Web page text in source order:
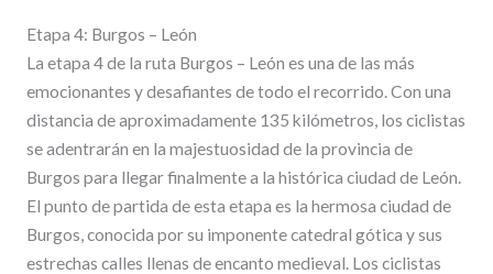
Etapa 4: Burgos – León
La etapa 4 de la ruta Burgos – León es una de las más
emocionantes y desafiantes de todo el recorrido. Con una
distancia de aproximadamente 135 kilómetros, los ciclistas
se adentrarán en la majestuosidad de la provincia de
Burgos para llegar finalmente a la histórica ciudad de León.
El punto de partida de esta etapa es la hermosa ciudad de
Burgos, conocida por su imponente catedral gótica y sus
estrechas calles llenas de encanto medieval. Los ciclistas